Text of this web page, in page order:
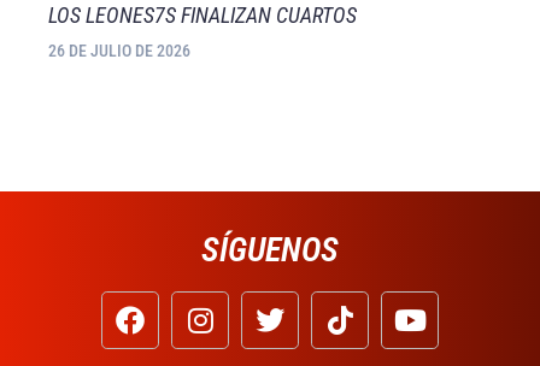
LOS LEONES7S FINALIZAN CUARTOS
26 DE JULIO DE 2026
SÍGUENOS